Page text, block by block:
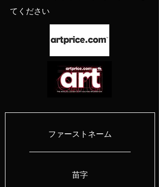
てください
ファーストネーム
苗字